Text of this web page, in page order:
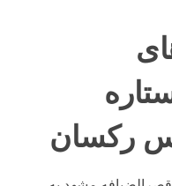
هتل 5 ستاره
رکسان